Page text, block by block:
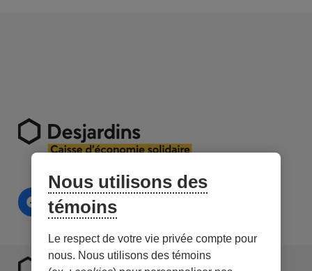
Nous utilisons des
témoins
Le respect de votre vie privée compte pour
nous. Nous utilisons des témoins